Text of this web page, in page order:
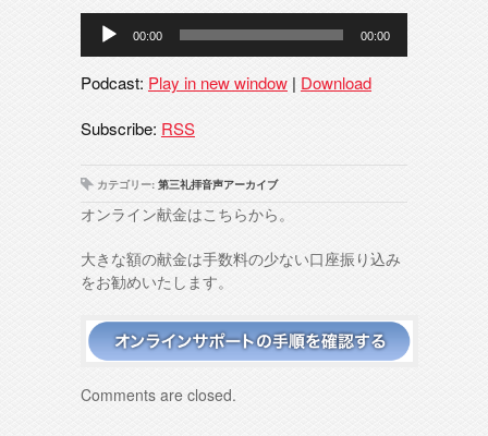
レ
ー
ー
00:00 00:00
Podcast: Play in new window | Download
Subscribe: RSS
カテゴリー: 第三礼拝音声アーカイブ
オンライン献金はこちらから。
大きな額の献金は手数料の少ない口座振り込み
をお勧めいたします。
Comments are closed.